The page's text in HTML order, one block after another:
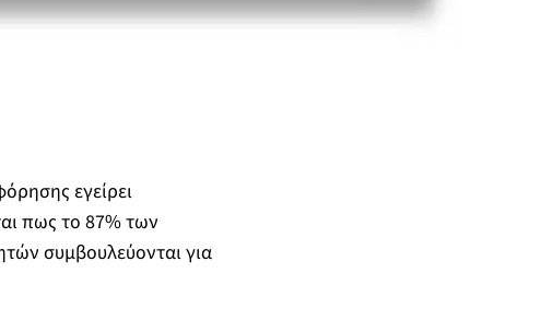
εγείρει
πως το 87% των
συμβουλεύονται για